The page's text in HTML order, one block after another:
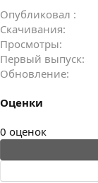
Опубликовал
Скачивания
Просмотры
Первый выпуск
Обновление
Оценки
0
.
0
0 оценок